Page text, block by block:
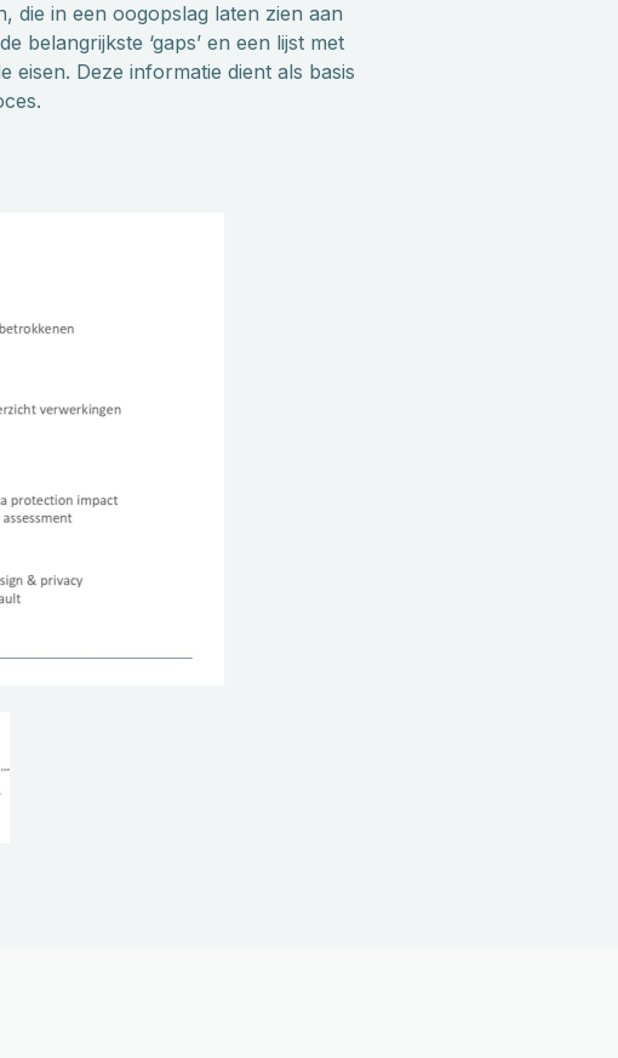
die in een oogopslag laten zien aan
belangrijkste ‘gaps’ en een lijst met
eisen. Deze informatie dient als basis